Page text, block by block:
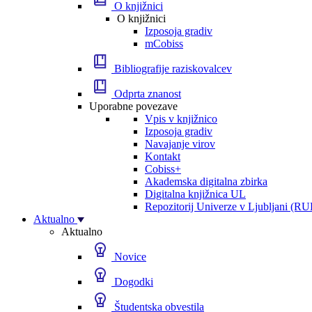
O knjižnici
O knjižnici
Izposoja gradiv
mCobiss
Bibliografije raziskovalcev
Odprta znanost
Uporabne povezave
Vpis v knjižnico
Izposoja gradiv
Navajanje virov
Kontakt
Cobiss+
Akademska digitalna zbirka
Digitalna knjižnica UL
Repozitorij Univerze v Ljubljani
Aktualno
Aktualno
Novice
Dogodki
Študentska obvestila